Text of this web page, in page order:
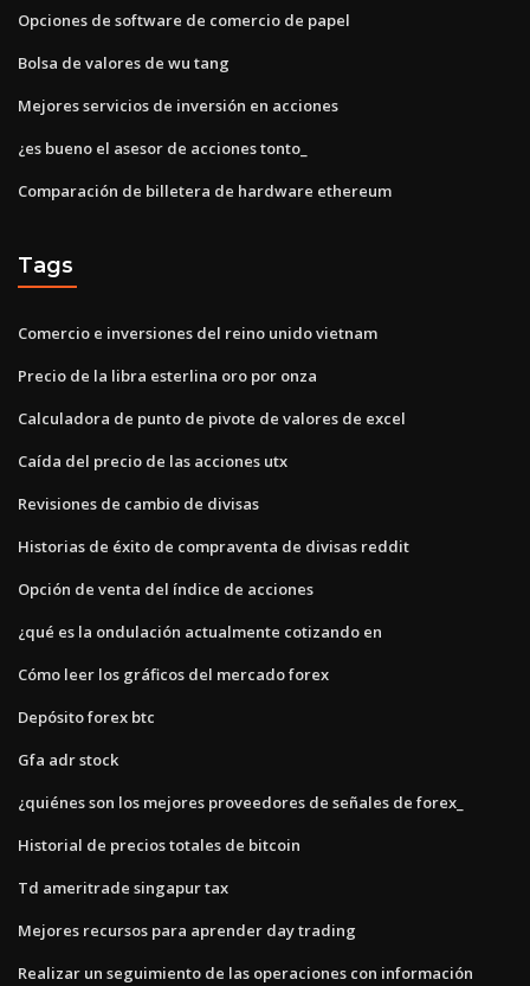
Opciones de software de comercio de papel
Bolsa de valores de wu tang
Mejores servicios de inversión en acciones
¿es bueno el asesor de acciones tonto_
Comparación de billetera de hardware ethereum
Tags
Comercio e inversiones del reino unido vietnam
Precio de la libra esterlina oro por onza
Calculadora de punto de pivote de valores de excel
Caída del precio de las acciones utx
Revisiones de cambio de divisas
Historias de éxito de compraventa de divisas reddit
Opción de venta del índice de acciones
¿qué es la ondulación actualmente cotizando en
Cómo leer los gráficos del mercado forex
Depósito forex btc
Gfa adr stock
¿quiénes son los mejores proveedores de señales de forex_
Historial de precios totales de bitcoin
Td ameritrade singapur tax
Mejores recursos para aprender day trading
Realizar un seguimiento de las operaciones con información